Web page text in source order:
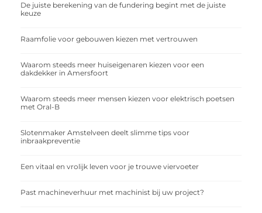
De juiste berekening van de fundering begint met de juiste
keuze
Raamfolie voor gebouwen kiezen met vertrouwen
Waarom steeds meer huiseigenaren kiezen voor een
dakdekker in Amersfoort
Waarom steeds meer mensen kiezen voor elektrisch poetsen
met Oral-B
Slotenmaker Amstelveen deelt slimme tips voor
inbraakpreventie
Een vitaal en vrolijk leven voor je trouwe viervoeter
Past machineverhuur met machinist bij uw project?